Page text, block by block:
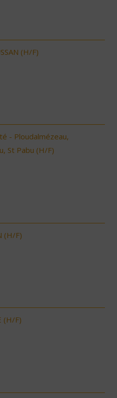
(H/F)
- Ploudalmézeau,
St Pabu (H/F)
(H/F)
(H/F)